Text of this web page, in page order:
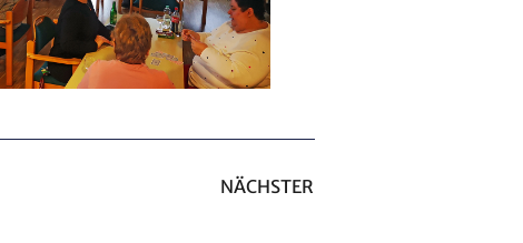
NÄCHSTER